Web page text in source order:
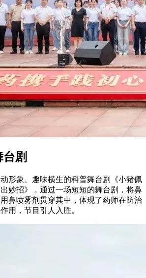
剧
形象、趣味横生的科普舞台剧《小猪佩
妙招》，通过一场短短的舞台剧，将鼻
鼻喷雾剂贯穿其中，体现了药师在防治
用，节目引人入胜。